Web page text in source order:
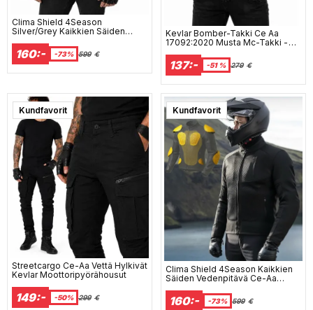
Clima Shield 4Season
Silver/Grey Kaikkien Säiden
Moottoripyörätakki
160:- -73% 599 €
Kevlar Bomber-Takki Ce Aa
17092:2020 Musta Mc-Takki -
137:- -51 % 279 €
Kundfavorit
Streetcargo Ce-Aa Vettä Hylkivät
Kevlar Moottoripyörähousut
149:- -50% 299 €
Super sale
Kundfavorit
Clima Shield 4Season Kaikkien
Säiden Vedenpitävä Ce-Aa
Moottoripyörätakki
160:- -73% 599 €